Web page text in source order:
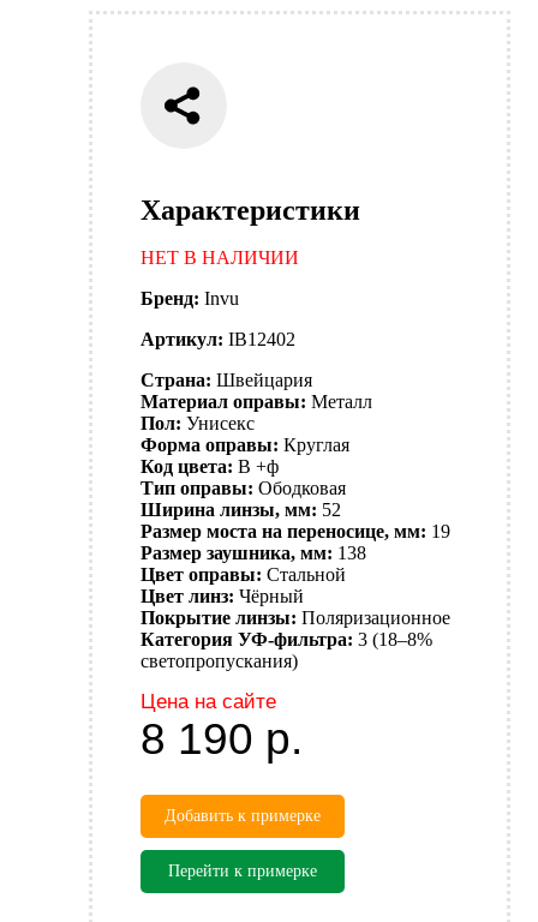
Характеристики
НЕТ В НАЛИЧИИ
Бренд: Invu
Артикул: IB12402
Страна: Швейцария
Материал оправы: Металл
Пол: Унисекс
Форма оправы: Круглая
Код цвета: B +ф
Тип оправы: Ободковая
Ширина линзы, мм: 52
Размер моста на переносице, мм: 19
Размер заушника, мм: 138
Цвет оправы: Стальной
Цвет линз: Чёрный
Покрытие линзы: Поляризационное
Категория УФ-фильтра: 3 (18–8%
светопропускания)
Цена на сайте
8 190 р.
Добавить к примерке
Перейти к примерке